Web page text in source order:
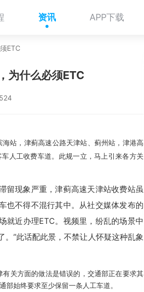
资讯 APP下载
ETC
为什么必须ETC
站，津蓟高速公路天津站、蓟州站，津港高
人工收费车道。此规一立，马上引来各方关
留现象严重，津蓟高速天津站收费站虽
也不得不混行其中。从社交媒体发布的
就近办理ETC。视频里，纷乱的场景中
。”此话配此景，不禁让人怀疑这种乱象
关方面的做法是错误的，交通部正在要求其
始终要求至少保留一条人工车道。